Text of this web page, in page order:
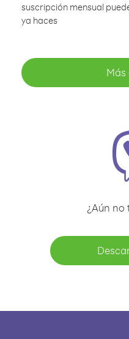
suscripción mensual
ya haces
Más
¿Aún no